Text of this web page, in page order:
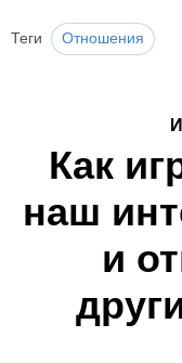
Теги Отношения
Как
наш
и